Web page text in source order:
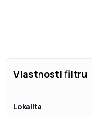
Vlastnosti filtru
Lokalita